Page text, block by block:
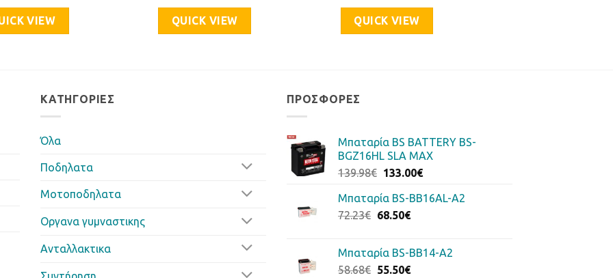
VIEW QUICK VIEW QUICK VIEW
ΚΑΤΗΓΟΡΊΕΣ
Όλα
Ποδηλατα
Μοτοποδηλατα
Οργανα γυμναστικης
Ανταλλακτικα
ΠΡΟΣΦΟΡΈΣ
Μπαταρία BS BATTERY BS-
BGZ16HL SLA MAX
139.98€ Original
was:
139.98€.
133.00€Η
τιμή
Μπαταρία BS-BB16AL-A2
72.23€ Original
72.23€.
68.50€Η
είναι:
68.50€.
Μπαταρία BS-BB14-A2
58.68€ Original
55.50€Η